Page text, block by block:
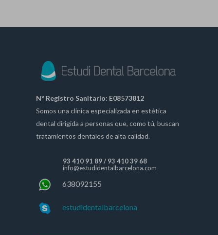
Nº Registro Sanitario: E08573812
Somos una clínica especializada en estética
dental dirigida a personas que, como tú, buscan
tratamientos dentales de alta calidad.
93 410 91 89/ 93 410 39 68
info@estudidentalbarcelona.com
638092155
estudidentalbarcelona